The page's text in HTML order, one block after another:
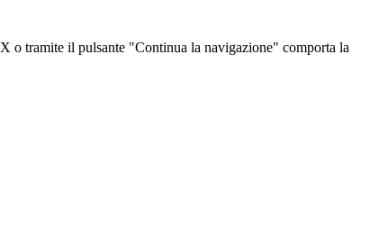
o tramite il pulsante "Continua la navigazione" comporta la